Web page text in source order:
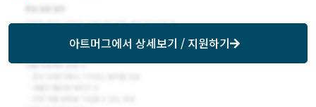
아트머그에서 상세보기 / 지원하기